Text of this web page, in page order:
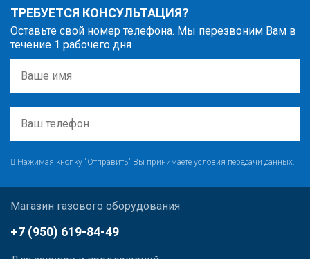
ТРЕБУЕТСЯ КОНСУЛЬТАЦИЯ?
Оставьте свой номер телефона. Мы перезвоним Вам в
течение 1 рабочего дня
Нажимая кнопку "Отправить" Вы принимаете условия передачи данных.
Магазин газового оборудования
+7 (950) 619-84-49